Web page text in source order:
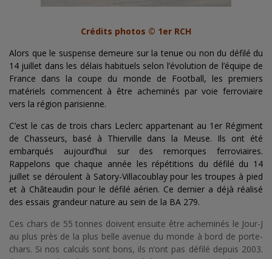
Crédits photos © 1er RCH
Alors que le suspense demeure sur la tenue ou non du défilé du
14 juillet dans les délais habituels selon l’évolution de l’équipe de
France dans la coupe du monde de Football, les premiers
matériels commencent à être acheminés par voie ferroviaire
vers la région parisienne.
C’est le cas de trois chars Leclerc appartenant au 1er Régiment
de Chasseurs, basé à Thierville dans la Meuse. Ils ont été
embarqués aujourd’hui sur des remorques ferroviaires.
Rappelons que chaque année les répétitions du défilé du 14
juillet se déroulent à Satory-Villacoublay pour les troupes à pied
et à Châteaudin pour le défilé aérien. Ce dernier a déjà réalisé
des essais grandeur nature au sein de la BA 279.
Ces chars de 55 tonnes doivent ensuite être acheminés le Jour-J
au plus près de la plus belle avenue du monde à bord de porte-
chars. Si nos calculs sont bons, ils n’ont pas défilé depuis 2003.